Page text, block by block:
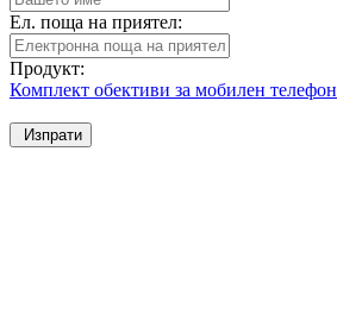
Ел. поща на приятел:
Продукт:
Комплект обективи за мобилен телефон
Изпрати